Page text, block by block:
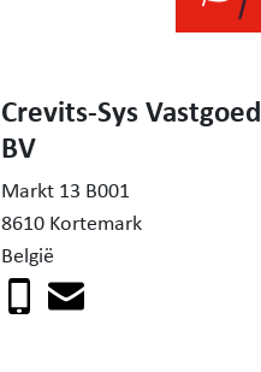
Crevits-Sys Vastgoed
BV
Markt 13 B001
8610 Kortemark
België